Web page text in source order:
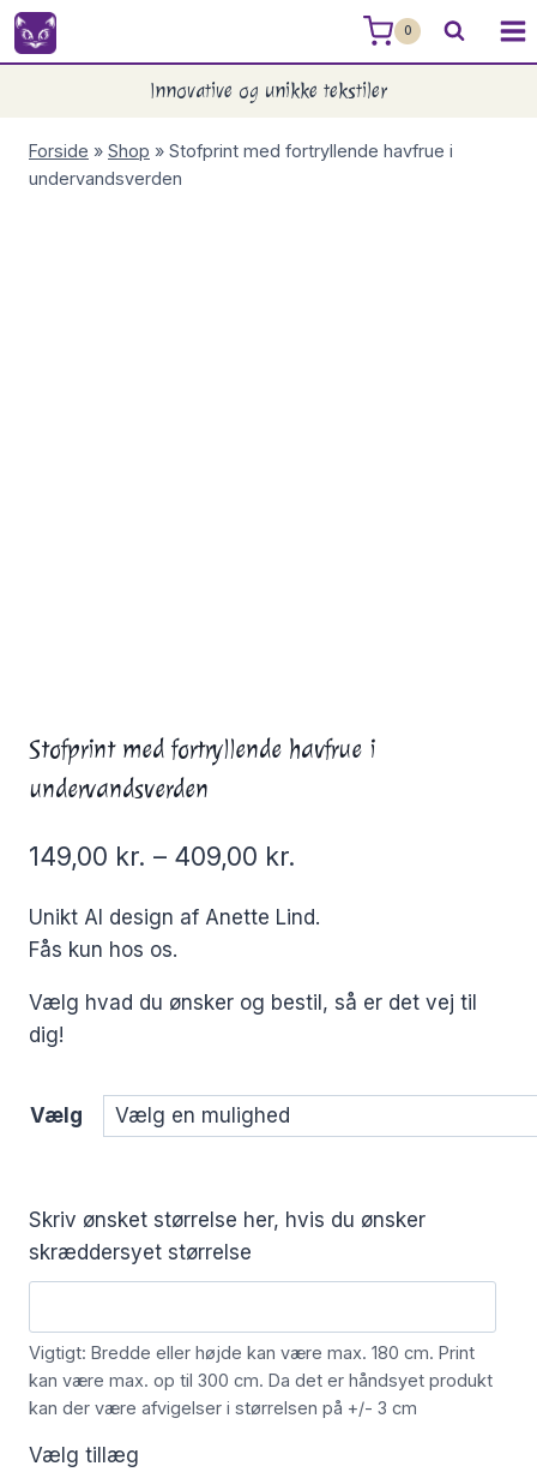
Skip
to
0
Innovative og unikke tekstiler
Forside » Shop » Stofprint med fortryllende havfrue i
undervandsverden
Stofprint med fortryllende havfrue i
undervandsverden
149,00 kr. – 409,00 kr.
Unikt AI design af Anette Lind.
Fås kun hos os.
Vælg hvad du ønsker og bestil, så er det vej til
dig!
Vælg
Skriv ønsket størrelse her, hvis du ønsker
skræddersyet størrelse
Vigtigt: Bredde eller højde kan være max. 180 cm. Print
kan være max. op til 300 cm. Da det er håndsyet produkt
kan der være afvigelser i størrelsen på +/- 3 cm
Vælg tillæg